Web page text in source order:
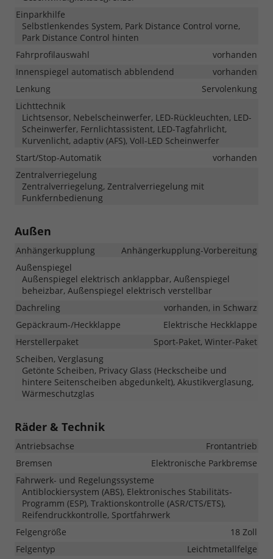
Einparkhilfe
Selbstlenkendes System, Park Distance Control vorne,
Park Distance Control hinten
Fahrprofilauswahl
vorhanden
Innenspiegel automatisch abblendend
vorhanden
Lenkung
Servolenkung
Lichttechnik
Lichtsensor, Nebelscheinwerfer, LED-Rückleuchten, LED-
Scheinwerfer, Fernlichtassistent, LED-Tagfahrlicht,
Kurvenlicht, adaptiv (AFS), Voll-LED Scheinwerfer
Start/Stop-Automatik
vorhanden
Zentralverriegelung
Zentralverriegelung, Zentralverriegelung mit
Funkfernbedienung
Außen
Anhängerkupplung
Anhängerkupplung-Vorbereitung
Außenspiegel
Außenspiegel elektrisch anklappbar, Außenspiegel
beheizbar, Außenspiegel elektrisch verstellbar
Dachreling
vorhanden, in Schwarz
Gepäckraum-/Heckklappe
Elektrische Heckklappe
Herstellerpaket
Sport-Paket, Winter-Paket
Scheiben, Verglasung
Getönte Scheiben, Privacy Glass (Heckscheibe und
hintere Seitenscheiben abgedunkelt), Akustikverglasung,
Wärmeschutzglas
Räder & Technik
Antriebsachse
Frontantrieb
Bremsen
Elektronische Parkbremse
Fahrwerk- und Regelungssysteme
Antiblockiersystem (ABS), Elektronisches Stabilitäts-
Programm (ESP), Traktionskontrolle (ASR/CTS/ETS),
Reifendruckkontrolle, Sportfahrwerk
Felgengröße
18 Zoll
Felgentyp
Leichtmetallfelge